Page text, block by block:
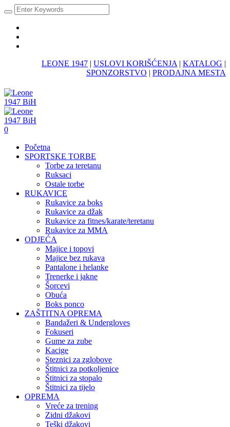
LEONE 1947 | USLOVI KORIŠĆENJA | KATALOG |
SPONZORSTVO | PRODAJNA MESTA
0
Početna
SPORTSKE TORBE
Torbe za teretanu
Ruksaci
Ostale torbe
RUKAVICE
Rukavice za boks
Rukavice za džak
Rukavice za fitnes/karate/teretanu
Rukavice za MMA
ODJEĆA
Majice i topovi
Majice bez rukava
Pantalone i helanke
Trenerke i jakne
Šorcevi
Obuća
Boks ponco
ZAŠTITNA OPREMA
Bandažeri & Undergloves
Fokuseri
Gume za zube
Kacige
Steznici za zglobove
Štitnici za potkoljenice
Štitnici za stopalo
Štitnici za tijelo
OPREMA
Vreće za trening
Zidni džakovi
Teški džakovi